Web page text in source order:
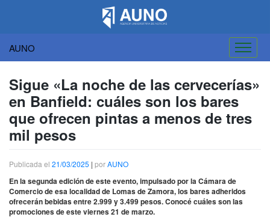
AUNO
contenido
Sigue «La noche de las cervecerías»
en Banfield: cuáles son los bares
que ofrecen pintas a menos de tres
mil pesos
Publicada el 21/03/2025 | porAUNO
En la segunda edición de este evento, impulsado por la Cámara de
Comercio de esa localidad de Lomas de Zamora, los bares adheridos
ofrecerán bebidas entre 2.999 y 3.499 pesos. Conocé cuáles son las
promociones de este viernes 21 de marzo.